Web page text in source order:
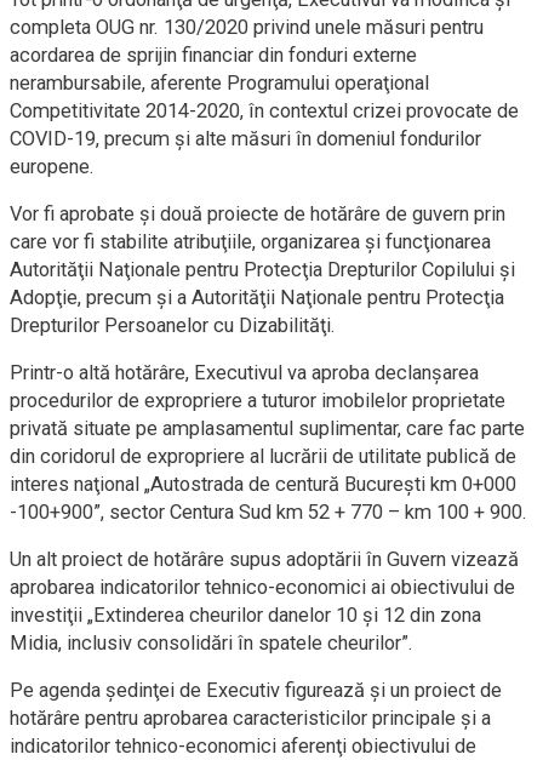
completa OUG nr. 130/2020 privind unele măsuri pentru
acordarea de sprijin financiar din fonduri externe
nerambursabile, aferente Programului operaţional
Competitivitate 2014-2020, în contextul crizei provocate de
COVID-19, precum şi alte măsuri în domeniul fondurilor
europene.
Vor fi aprobate şi două proiecte de hotărâre de guvern prin
care vor fi stabilite atribuţiile, organizarea şi funcţionarea
Autorităţii Naţionale pentru Protecţia Drepturilor Copilului şi
Adopţie, precum şi a Autorităţii Naţionale pentru Protecţia
Drepturilor Persoanelor cu Dizabilităţi.
Printr-o altă hotărâre, Executivul va aproba declanşarea
procedurilor de expropriere a tuturor imobilelor proprietate
privată situate pe amplasamentul suplimentar, care fac parte
din coridorul de expropriere al lucrării de utilitate publică de
interes naţional „Autostrada de centură Bucureşti km 0+000
-100+900”, sector Centura Sud km 52 + 770 – km 100 + 900.
Un alt proiect de hotărâre supus adoptării în Guvern vizează
aprobarea indicatorilor tehnico-economici ai obiectivului de
investiţii „Extinderea cheurilor danelor 10 şi 12 din zona
Midia, inclusiv consolidări în spatele cheurilor”.
Pe agenda şedinţei de Executiv figurează şi un proiect de
hotărâre pentru aprobarea caracteristicilor principale şi a
indicatorilor tehnico-economici aferenţi obiectivului de